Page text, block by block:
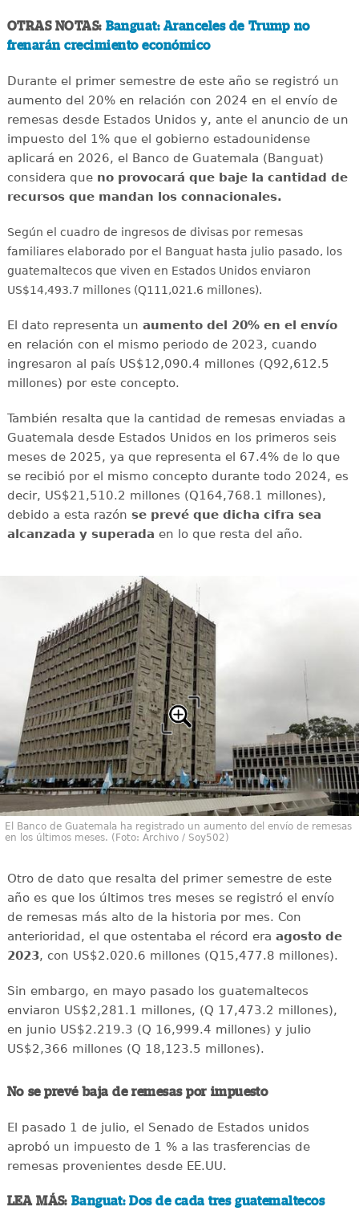
OTRAS NOTAS: Banguat: Aranceles de Trump no
frenarán crecimiento económico
Durante el primer semestre de este año se registró un
aumento del 20% en relación con 2024 en el envío de
remesas desde Estados Unidos y, ante el anuncio de un
impuesto del 1% que el gobierno estadounidense
aplicará en 2026, el Banco de Guatemala (Banguat)
considera que no provocará que baje la cantidad de
recursos que mandan los connacionales.
Según el cuadro de ingresos de divisas por remesas
familiares elaborado por el Banguat hasta julio pasado, los
guatemaltecos que viven en Estados Unidos enviaron
US$14,493.7 millones (Q111,021.6 millones).
El dato representa un aumento del 20% en el envío
en relación con el mismo periodo de 2023, cuando
ingresaron al país US$12,090.4 millones (Q92,612.5
millones) por este concepto.
También resalta que la cantidad de remesas enviadas a
Guatemala desde Estados Unidos en los primeros seis
meses de 2025, ya que representa el 67.4% de lo que
se recibió por el mismo concepto durante todo 2024, es
decir, US$21,510.2 millones (Q164,768.1 millones),
debido a esta razón se prevé que dicha cifra sea
alcanzada y superada en lo que resta del año.
El Banco de Guatemala ha registrado un aumento del envío de remesas
en los últimos meses. (Foto: Archivo / Soy502)
Otro de dato que resalta del primer semestre de este
año es que los últimos tres meses se registró el envío
de remesas más alto de la historia por mes. Con
anterioridad, el que ostentaba el récord era agosto de
2023, con US$2.020.6 millones (Q15,477.8 millones).
Sin embargo, en mayo pasado los guatemaltecos
enviaron US$2,281.1 millones, (Q 17,473.2 millones),
en junio US$2.219.3 (Q 16,999.4 millones) y julio
US$2,366 millones (Q 18,123.5 millones).
No se prevé baja de remesas por impuesto
El pasado 1 de julio, el Senado de Estados unidos
aprobó un impuesto de 1 % a las trasferencias de
remesas provenientes desde EE.UU.
LEA MÁS: Banguat: Dos de cada tres guatemaltecos